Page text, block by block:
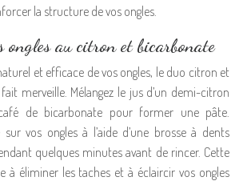
la structure de vos ongles.
ongles au citron et bicarbonate
et efficace de vos ongles, le duo citron et
merveille. Mélangez le jus d’un demi-citron
de bicarbonate pour former une pâte.
vos ongles à l’aide d’une brosse à dents
quelques minutes avant de rincer. Cette
à éliminer les taches et à éclaircir vos ongles